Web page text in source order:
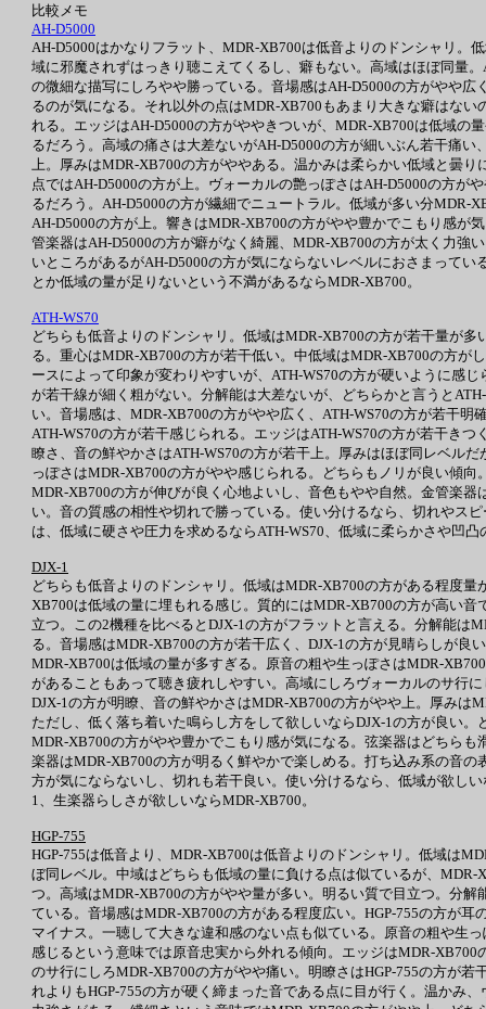
比較メモ
AH-D5000
AH-D5000はかなりフラット、MDR-XB700は低音よりのドンシャリ。
域に邪魔されずはっきり聴こえてくるし、癖もない。高域はほぼ同量
の微細な描写にしろやや勝っている。音場感はAH-D5000の方がやや
るのが気になる。それ以外の点はMDR-XB700もあまり大きな癖はな
れる。エッジはAH-D5000の方がややきついが、MDR-XB700は低域の
るだろう。高域の痛さは大差ないがAH-D5000の方が細いぶん若干痛
上。厚みはMDR-XB700の方がややある。温かみは柔らかい低域と曇
点ではAH-D5000の方が上。ヴォーカルの艶っぽさはAH-D5000の方が
るだろう。AH-D5000の方が繊細でニュートラル。低域が多い分MDR-
AH-D5000の方が上。響きはMDR-XB700の方がやや豊かでこもり感が
管楽器はAH-D5000の方が癖がなく綺麗、MDR-XB700の方が太く力強
いところがあるがAH-D5000の方が気にならないレベルにおさまって
とか低域の量が足りないという不満があるならMDR-XB700。
ATH-WS70
どちらも低音よりのドンシャリ。低域はMDR-XB700の方が若干量が
る。重心はMDR-XB700の方が若干低い。中低域はMDR-XB700の方が
ースによって印象が変わりやすいが、ATH-WS70の方が硬いように感
が若干線が細く粗がない。分解能は大差ないが、どちらかと言うと
い。音場感は、MDR-XB700の方がやや広く、ATH-WS70の方が若干
ATH-WS70の方が若干感じられる。エッジはATH-WS70の方が若干き
瞭さ、音の鮮やかさはATH-WS70の方が若干上。厚みはほぼ同レベル
っぽさはMDR-XB700の方がやや感じられる。どちらもノリが良い傾
MDR-XB700の方が伸びが良く心地よいし、音色もやや自然。金管楽
い。音の質感の相性や切れで勝っている。使い分けるなら、切れやス
は、低域に硬さや圧力を求めるならATH-WS70、低域に柔らかさや凹
DJX-1
どちらも低音よりのドンシャリ。低域はMDR-XB700の方がある程度
XB700は低域の量に埋もれる感じ。質的にはMDR-XB700の方が高い
立つ。この2機種を比べるとDJX-1の方がフラットと言える。分解能
る。音場感はMDR-XB700の方が若干広く、DJX-1の方が見晴らしが良
MDR-XB700は低域の量が多すぎる。原音の粗や生っぽさはMDR-
があることもあって聴き疲れしやすい。高域にしろヴォーカルのサ行
DJX-1の方が明瞭、音の鮮やかさはMDR-XB700の方がやや上。厚み
ただし、低く落ち着いた鳴らし方をして欲しいならDJX-1の方が良い
MDR-XB700の方がやや豊かでこもり感が気になる。弦楽器はどちら
楽器はMDR-XB700の方が明るく鮮やかで楽しめる。打ち込み系の音
方が気にならないし、切れも若干良い。使い分けるなら、低域が欲し
1、生楽器らしさが欲しいならMDR-XB700。
HGP-755
HGP-755は低音より、MDR-XB700は低音よりのドンシャリ。低域は
ぼ同レベル。中域はどちらも低域の量に負ける点は似ているが、
つ。高域はMDR-XB700の方がやや量が多い。明るい質で目立つ。分
ている。音場感はMDR-XB700の方がある程度広い。HGP-755の方が
マイナス。一聴して大きな違和感のない点も似ている。原音の粗や生
感じるという意味では原音忠実から外れる傾向。エッジはMDR-
のサ行にしろMDR-XB700の方がやや痛い。明瞭さはHGP-755の方が
れよりもHGP-755の方が硬く締まった音である点に目が行く。温かみ